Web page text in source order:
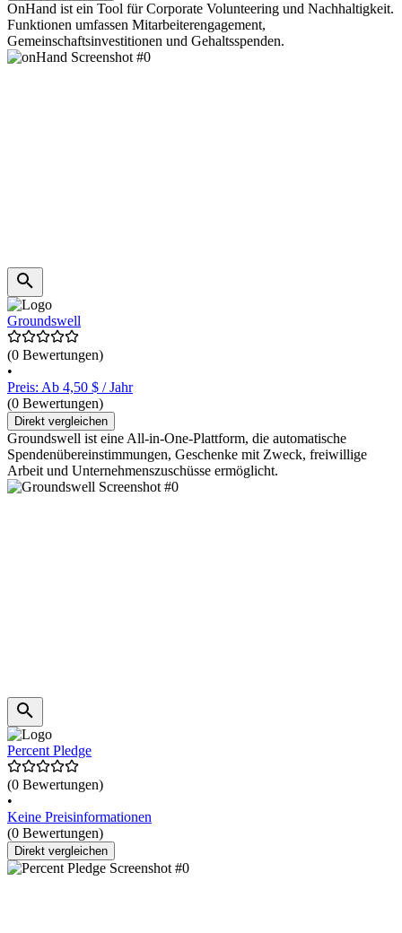
OnHand ist ein Tool für Corporate Volunteering und Nachhaltigkeit.
Funktionen umfassen Mitarbeiterengagement,
Gemeinschaftsinvestitionen und Gehaltsspenden.
Groundswell
(0 Bewertungen)
•
Preis: Ab 4,50 $ / Jahr
(0 Bewertungen)
Direkt vergleichen
Groundswell ist eine All-in-One-Plattform, die automatische
Spendenübereinstimmungen, Geschenke mit Zweck, freiwillige
Arbeit und Unternehmenszuschüsse ermöglicht.
Percent Pledge
(0 Bewertungen)
•
Keine Preisinformationen
(0 Bewertungen)
Direkt vergleichen